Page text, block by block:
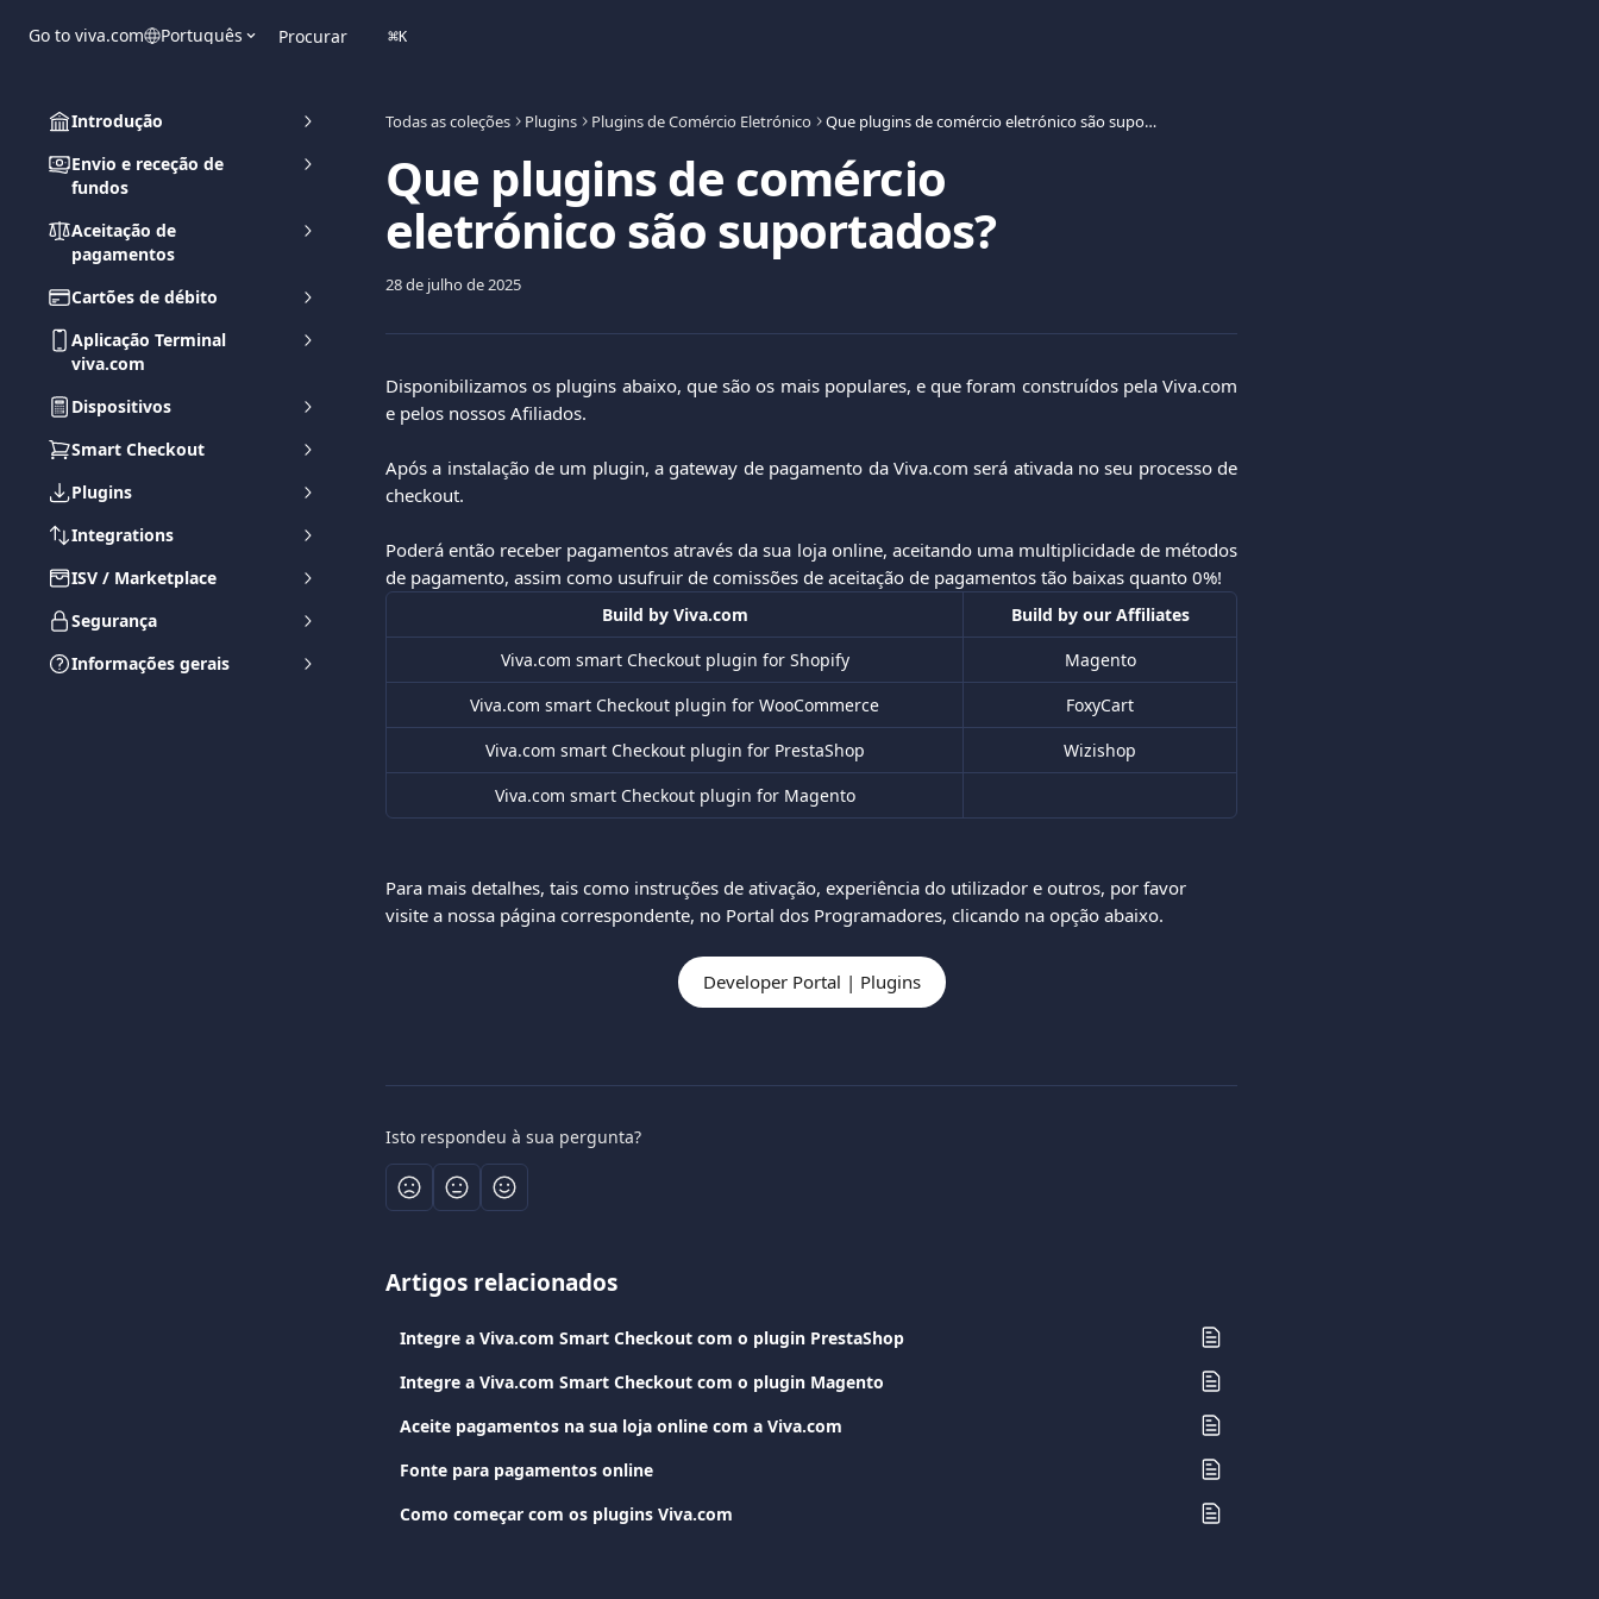
Go to viva.com Português Procurar ⌘K
Introdução
Envio e receção de
fundos
Aceitação de
pagamentos
Cartões de débito
Aplicação Terminal
viva.com
Dispositivos
Smart Checkout
Plugins
Integrations
ISV / Marketplace
Segurança
Informações gerais
Todas as coleções Plugins Plugins de Comércio Eletrónico Que plugins de comércio eletrónico são suportados?
Que plugins de comércio
eletrónico são suportados?
28 de julho de 2025
Disponibilizamos os plugins abaixo, que são os mais populares, e que foram construídos pela Viva.com
e pelos nossos Afiliados.
Após a instalação de um plugin, a gateway de pagamento da Viva.com será ativada no seu processo de
checkout.
Poderá então receber pagamentos através da sua loja online, aceitando uma multiplicidade de métodos
de pagamento, assim como usufruir de comissões de aceitação de pagamentos tão baixas quanto 0%!
Build by Viva.com
Build by our Affiliates
Viva.com smart Checkout plugin for Shopify
Magento
Viva.com smart Checkout plugin for WooCommerce
FoxyCart
Viva.com smart Checkout plugin for PrestaShop
Wizishop
Viva.com smart Checkout plugin for Magento
Para mais detalhes, tais como instruções de ativação, experiência do utilizador e outros, por favor
visite a nossa página correspondente, no Portal dos Programadores, clicando na opção abaixo.
Developer Portal | Plugins
Isto respondeu à sua pergunta?
Artigos relacionados
Integre a Viva.com Smart Checkout com o plugin PrestaShop
Integre a Viva.com Smart Checkout com o plugin Magento
Aceite pagamentos na sua loja online com a Viva.com
Fonte para pagamentos online
Como começar com os plugins Viva.com